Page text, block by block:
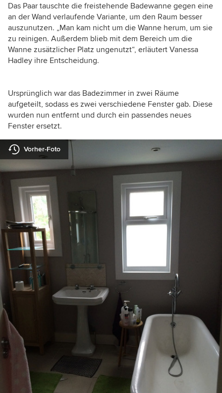
Das Paar tauschte die freistehende Badewanne gegen eine
an der Wand verlaufende Variante, um den Raum besser
auszunutzen. „Man kam nicht um die Wanne herum, um sie
zu reinigen. Außerdem blieb mit dem Bereich um die
Wanne zusätzlicher Platz ungenutzt“, erläutert Vanessa
Hadley ihre Entscheidung.
Ursprünglich war das Badezimmer in zwei Räume
aufgeteilt, sodass es zwei verschiedene Fenster gab. Diese
wurden nun entfernt und durch ein passendes neues
Fenster ersetzt.
Vorher-Foto